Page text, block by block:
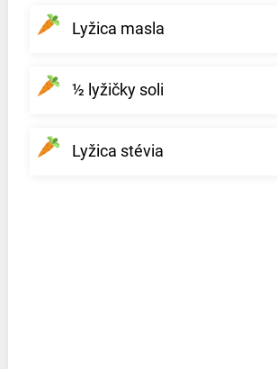
Lyžica masla
½ lyžičky soli
Lyžica stévia